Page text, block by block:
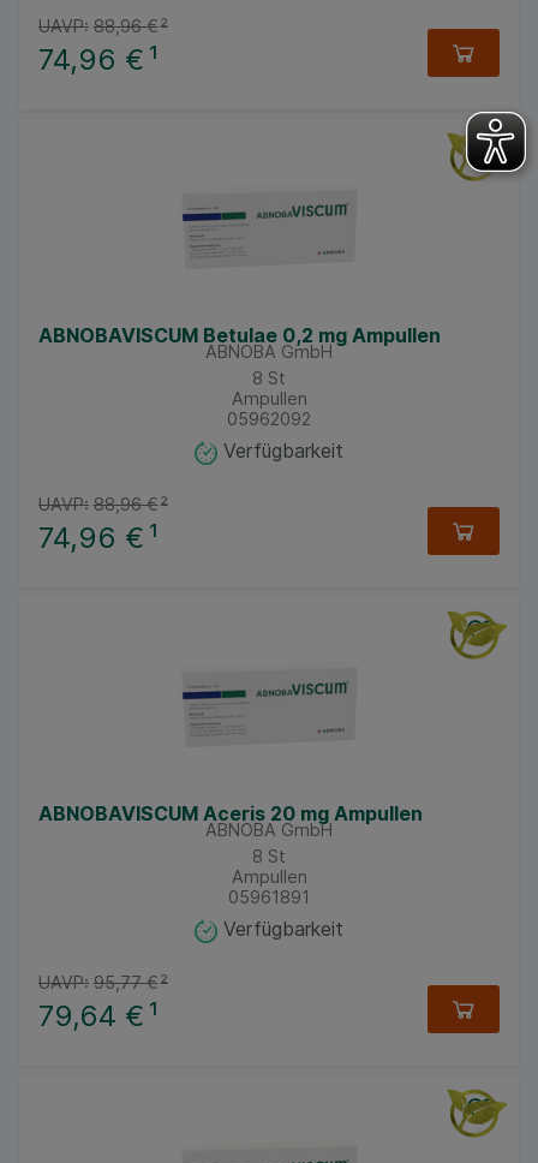
74,96 € ¹
UAVP: 88,96 €²
ABNOBAVISCUM Betulae 0,2 mg Ampullen
ABNOBA GmbH
8 St
Ampullen
05962092
Verfügbarkeit
74,96 € ¹
UAVP: 88,96 €²
ABNOBAVISCUM Aceris 20 mg Ampullen
ABNOBA GmbH
8 St
Ampullen
05961891
Verfügbarkeit
79,64 € ¹
UAVP: 95,77 €²